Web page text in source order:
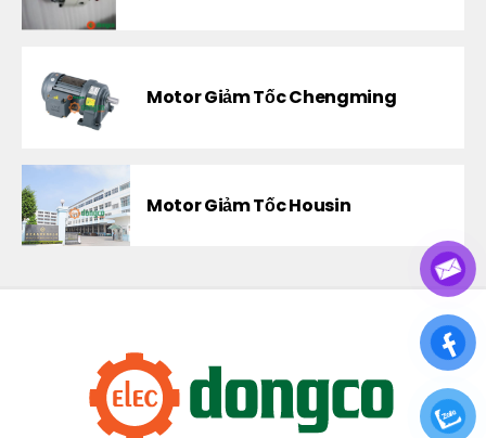
Motor Giảm Tốc Chengming
Motor Giảm Tốc Housin